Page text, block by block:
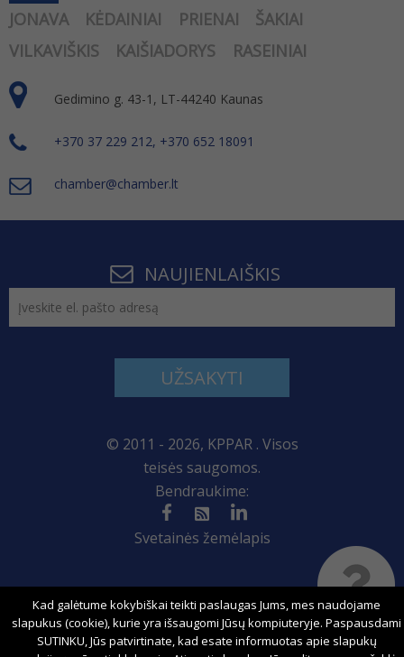
JONAVA
KĖDAINIAI PRIENAI
ŠAKIAI
VILKAVIŠKIS
KAIŠIADORYS RASEINIAI
Gedimino g. 43-1, LT-44240 Kaunas
+370 37 229 212, +370 652 18091
chamber@chamber.lt
NAUJIENLAIŠKIS
UŽSAKYTI
© 2011 - 2026, KPPAR . Visos
teisės saugomos.
Bendraukime:
Svetainės žemėlapis
Sprendimas:
Kad galėtume kokybiškai teikti paslaugas Jums, mes naudojame
slapukus (cookie), kurie yra išsaugomi Jūsų kompiuteryje. Paspausdami
SUTINKU, Jūs patvirtinate, kad esate informuotas apie slapukų